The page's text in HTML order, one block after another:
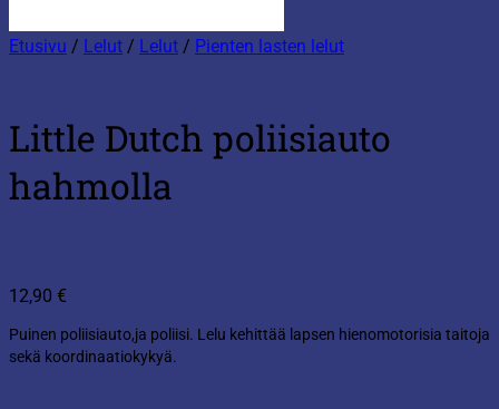
Etusivu / Lelut / Lelut / Pienten lasten lelut
Little Dutch poliisiauto
hahmolla
12,90 €
Puinen poliisiauto,ja poliisi. Lelu kehittää lapsen hienomotorisia taitoja
sekä koordinaatiokykyä.